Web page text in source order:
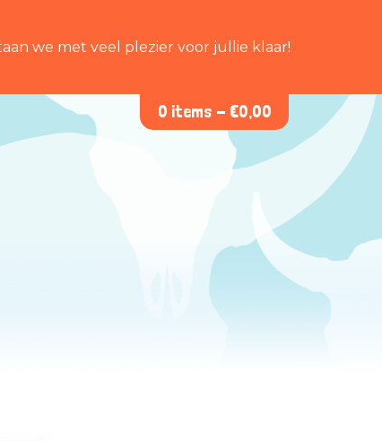
we met veel plezier voor jullie klaar!
0 items - €0,00